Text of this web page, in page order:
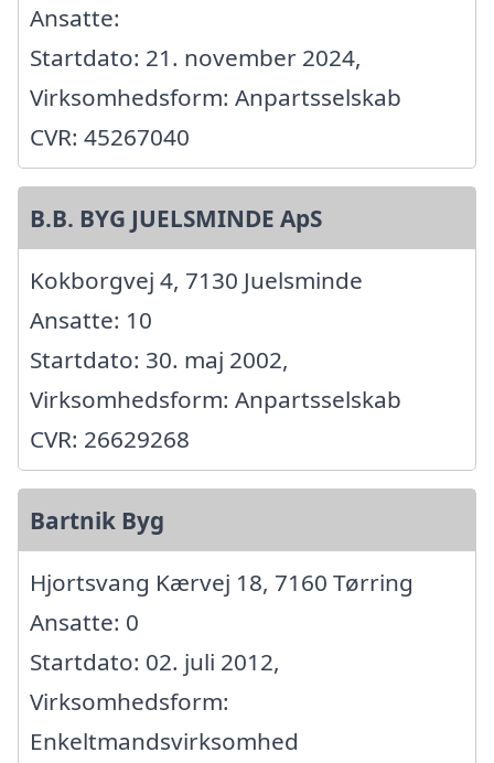
Ansatte:
Startdato: 21. november 2024,
Virksomhedsform: Anpartsselskab
CVR: 45267040
B.B. BYG JUELSMINDE ApS
Kokborgvej 4, 7130 Juelsminde
Ansatte: 10
Startdato: 30. maj 2002,
Virksomhedsform: Anpartsselskab
CVR: 26629268
Bartnik Byg
Hjortsvang Kærvej 18, 7160 Tørring
Ansatte: 0
Startdato: 02. juli 2012,
Virksomhedsform:
Enkeltmandsvirksomhed